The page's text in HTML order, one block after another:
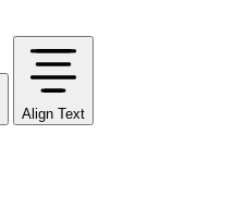
Align Text